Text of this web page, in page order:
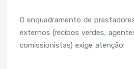
O enquadramento de
externos (recibos verdes,
comissionistas) exige atenção: